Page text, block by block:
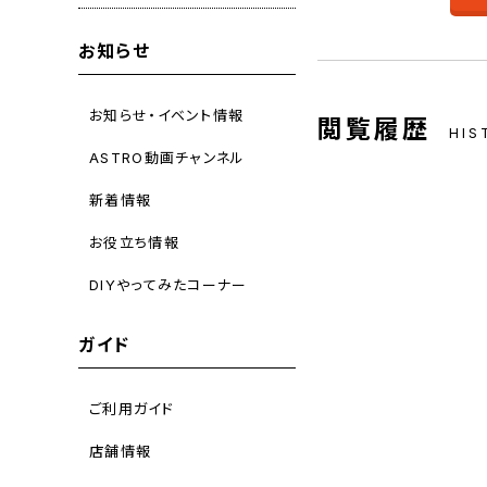
お知らせ
お知らせ・イベント情報
ASTRO動画チャンネル
新着情報
お役立ち情報
DIYやってみたコーナー
ガイド
ご利用ガイド
店舗情報
閲覧履歴